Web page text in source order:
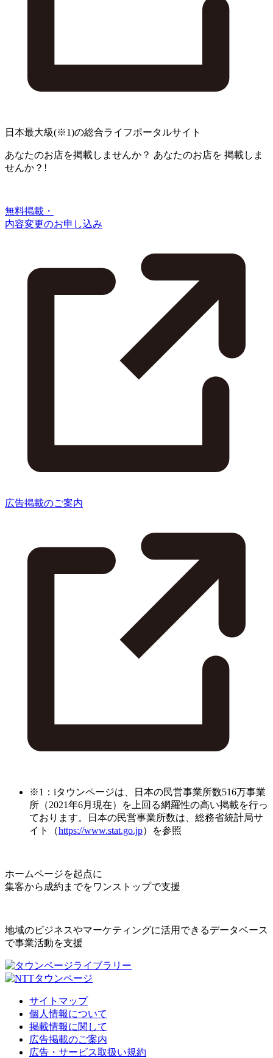
日本最大級(※1)の総合ライフポータルサイト
あなたのお店を掲載しませんか？ あなたのお店を 掲載しま
せんか？!
無料掲載・
内容変更のお申し込み
広告掲載のご案内
※1：iタウンページは、日本の民営事業所数516万事業
所（2021年6月現在）を上回る網羅性の高い掲載を行っ
ております。日本の民営事業所数は、総務省統計局サ
イト（https://www.stat.go.jp）を参照
ホームページを起点に
集客から成約までをワンストップで支援
地域のビジネスやマーケティングに活用できるデータベース
で事業活動を支援
サイトマップ
個人情報について
掲載情報に関して
広告掲載のご案内
広告・サービス取扱い規約